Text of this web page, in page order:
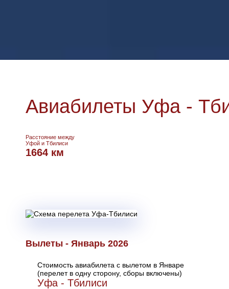
Авиабилеты Уфа -
Расстояние между
Уфой и Тбилиси
1664 км
Вылеты - Январь 2026
Стоимость авиабилета с вылетом в Январе
(перелет в одну сторону, сборы включены)
Уфа - Тбилиси